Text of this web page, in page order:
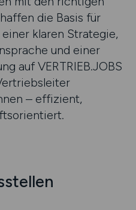
die Basis für
klaren Strategie,
und einer
auf VERTRIEB.JOBS
– effizient,